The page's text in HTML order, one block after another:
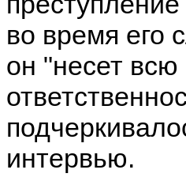
во время его
он "несет всю
интервью.